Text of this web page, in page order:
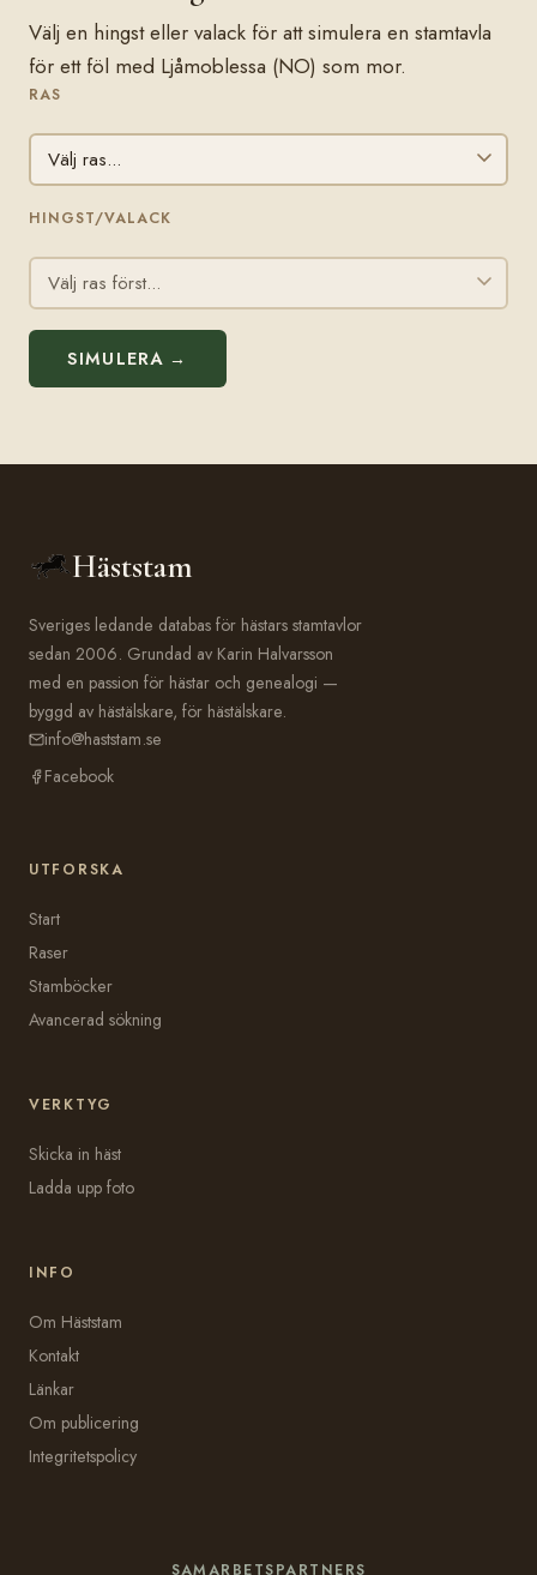
Välj en hingst eller valack för att simulera en stamtavla
för ett föl med Ljåmoblessa (NO) som mor.
RAS
HINGST/VALACK
SIMULERA →
Häststam
Sveriges ledande databas för hästars stamtavlor
sedan 2006. Grundad av Karin Halvarsson
med en passion för hästar och genealogi —
byggd av hästälskare, för hästälskare.
info@haststam.se
Facebook
UTFORSKA
Start
Raser
Stamböcker
Avancerad sökning
VERKTYG
Skicka in häst
Ladda upp foto
INFO
Om Häststam
Kontakt
Länkar
Om publicering
Integritetspolicy
SAMARBETSPARTNERS